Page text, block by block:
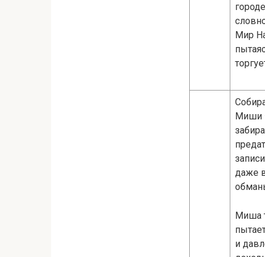
Мир
Миши
даже
Миша
и